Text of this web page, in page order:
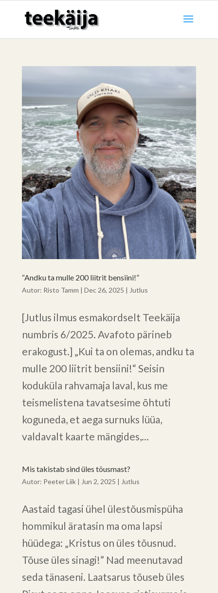
“Andku ta mulle 200 liitrit bensiini!”
Autor: Risto Tamm | Dec 26, 2025 | Jutlus
[Jutlus ilmus esmakordselt Teekäija
numbris 6/2025. Avafoto pärineb
erakogust.] „Kui ta on olemas, andku ta
mulle 200 liitrit bensiini!“ Seisin
koduküla rahvamaja laval, kus me
teismelistena tavatsesime õhtuti
koguneda, et aega surnuks lüüa,
valdavalt kaarte mängides,...
Mis takistab sind üles tõusmast?
Autor: Peeter Liik| Jun 2, 2025 | Jutlus
Aastaid tagasi ühel ülestõusmispüha
hommikul äratasin ma oma lapsi
hüüdega: „Kristus on üles tõusnud.
Tõuse üles sinagi!” Nad meenutavad
seda tänaseni. Laatsarus tõuseb üles